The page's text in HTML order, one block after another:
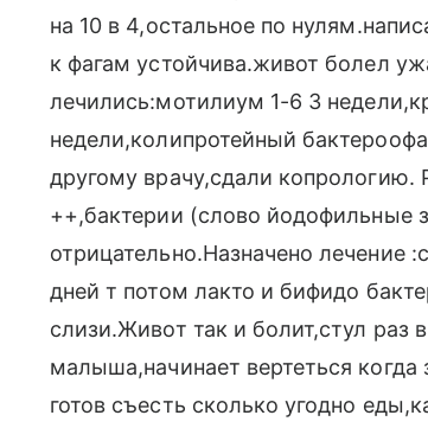
на 10 в 4,остальное по
к фагам устойчива.живот болел
лечились:мотилиум 1-6 3
недели,колипротейный
другому врачу,сдали
++,бактерии (слово йодофильные
отрицательно.Назначено лечение
дней т потом лакто и бифидо
слизи.Живот так и болит,стул раз
малыша,начинает вертеться когда
готов съесть сколько угодно